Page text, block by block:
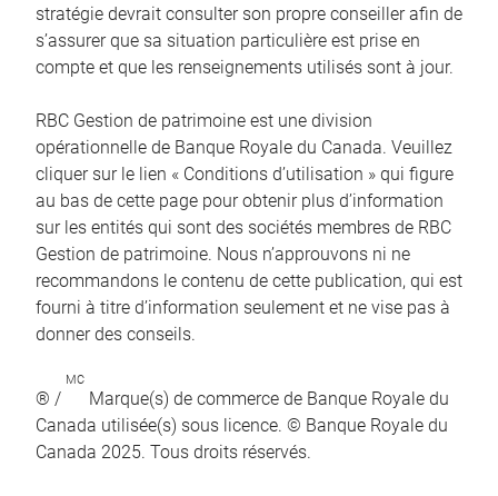
stratégie devrait consulter son propre conseiller afin de
s’assurer que sa situation particulière est prise en
compte et que les renseignements utilisés sont à jour.
RBC Gestion de patrimoine est une division
opérationnelle de Banque Royale du Canada. Veuillez
cliquer sur le lien « Conditions d’utilisation » qui figure
au bas de cette page pour obtenir plus d’information
sur les entités qui sont des sociétés membres de RBC
Gestion de patrimoine. Nous n’approuvons ni ne
recommandons le contenu de cette publication, qui est
fourni à titre d’information seulement et ne vise pas à
donner des conseils.
® /
MC
Marque(s) de commerce de Banque Royale du
Canada utilisée(s) sous licence. © Banque Royale du
Canada 2025. Tous droits réservés.